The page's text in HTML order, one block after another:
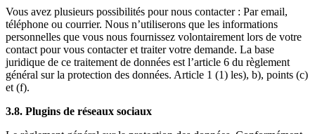
Vous avez plusieurs possibilités pour nous contacter : Par email,
téléphone ou courrier. Nous n’utiliserons que les informations
personnelles que vous nous fournissez volontairement lors de votre
contact pour vous contacter et traiter votre demande. La base
juridique de ce traitement de données est l’article 6 du règlement
général sur la protection des données. Article 1 (1) les), b), points (c)
et (f).
3.8. Plugins de réseaux sociaux